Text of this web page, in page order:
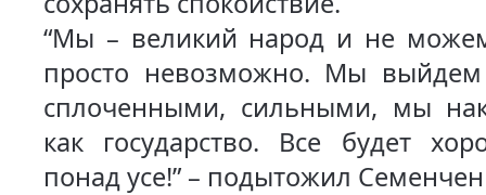
“Мы – великий народ и не
просто невозможно. Мы
сплоченными, сильными, мы
как государство. Все будет
понад усе!” – подытожил